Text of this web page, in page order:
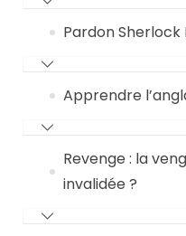
Pardon Sherlock
Apprendre
Revenge : la
invalidée ?